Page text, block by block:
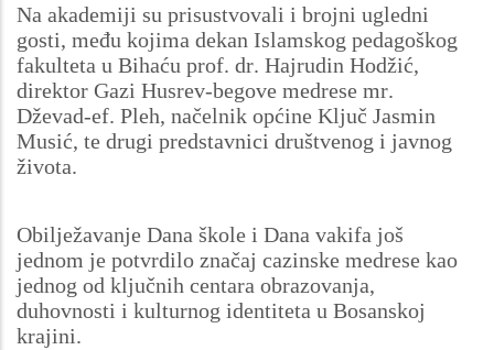
Na akademiji su prisustvovali i brojni ugledni
gosti, među kojima dekan Islamskog pedagoškog
fakulteta u Bihaću prof. dr. Hajrudin Hodžić,
direktor Gazi Husrev-begove medrese mr.
Dževad-ef. Pleh, načelnik općine Ključ Jasmin
Musić, te drugi predstavnici društvenog i javnog
života.
Obilježavanje Dana škole i Dana vakifa još
jednom je potvrdilo značaj cazinske medrese kao
jednog od ključnih centara obrazovanja,
duhovnosti i kulturnog identiteta u Bosanskoj
krajini.